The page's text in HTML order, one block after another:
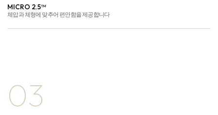
MICRO 2.5™
체압과 체형에 맞추어 편안함을 제공합니다
03